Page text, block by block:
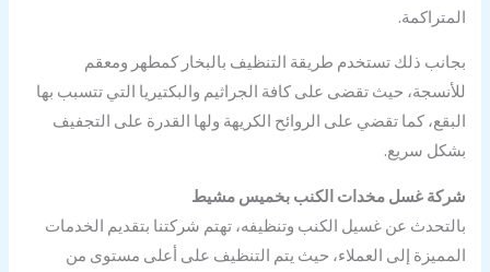
المتراكمة.
بجانب ذلك تستخدم طريقة التنظيف بالبخار كمطهر ومعقم
للأنسجة، حيث تقضى على كافة الجراثيم والبكتيريا التي تتسبب بها
البقع، كما تقضي على الروائح الكريهة ولها القدرة على التجفيف
بشكل سريع.
شركة غسل مخدات الكنب بخميس مشيط
بالتحدث عن غسيل الكنب وتنظيفه، تهتم شركتنا بتقديم الخدمات
المميزة إلى العملاء، حيث يتم التنظيف على أعلى مستوى من